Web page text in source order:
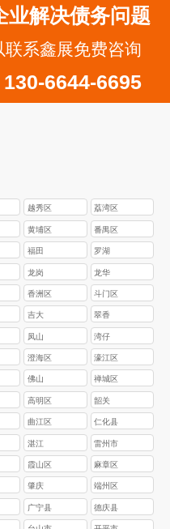
业解决债务问题
系鑫展免费咨询
6644-6695
越秀区 荔湾区
黄埔区 番禺区
福田 罗湖
龙岗 龙华
香洲区 斗门区
吉大 翠香
凤山 湾仔
澄海区 濠江区
佛山 禅城区
高明区 韶关
‌曲江区 ‌仁化县
湛江 雷州市‌
‌霞山区‌ ‌麻章区‌
肇庆 ‌端州区
广宁县 德庆县